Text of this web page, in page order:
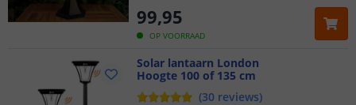
OP VOORRAAD
99,95
Solar lantaarn London
Hoogte 100 of 135 cm
(30 reviews)